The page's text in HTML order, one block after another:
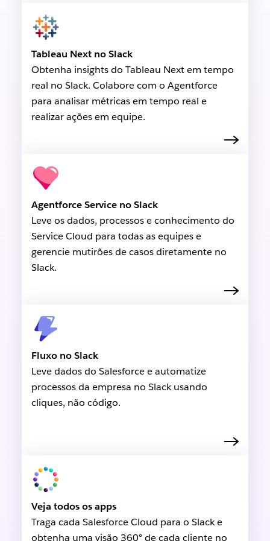
Tableau Next no Slack
Obtenha insights do Tableau Next em tempo
real no Slack. Colabore com o Agentforce
para analisar métricas em tempo real e
realizar ações em equipe.
Agentforce Service no Slack
Leve os dados, processos e conhecimento do
Service Cloud para todas as equipes e
gerencie mutirões de casos diretamente no
Slack.
Fluxo no Slack
Leve dados do Salesforce e automatize
processos da empresa no Slack usando
cliques, não código.
Veja todos os apps
Traga cada Salesforce Cloud para o Slack e
obtenha uma visão 360° de cada cliente no